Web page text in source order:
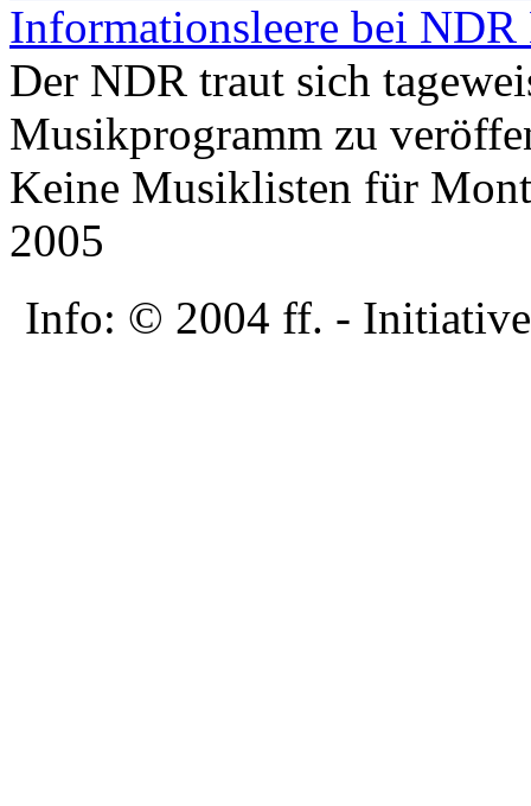
Informationsleere bei
Der NDR traut sich
Musikprogramm zu
Keine Musiklisten für
2005
Info: © 2004 ff. -